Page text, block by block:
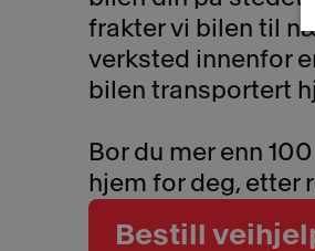
frakter vi bilen til
verksted innenfor
bilen transportert
Bor du mer enn
hjem for deg, etter
Bestill